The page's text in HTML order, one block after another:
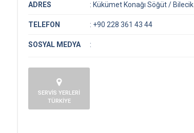
ADRES : Kükümet Konağı Söğüt / Bilecik
TELEFON : +90 228 361 43 44
SOSYAL MEDYA :
SERVİS YERLERİ
TÜRKİYE